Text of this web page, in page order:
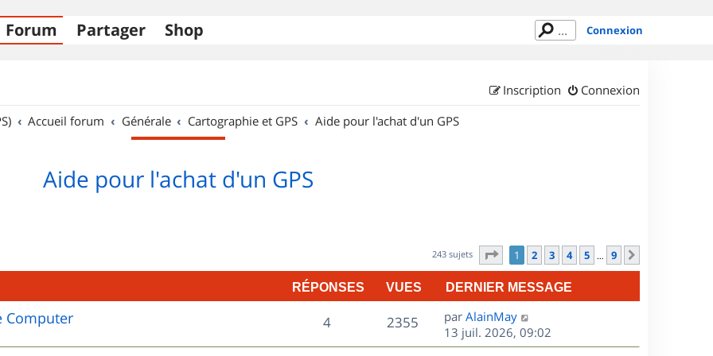
Forum Partager Shop Connexion
Connexion
Inscription
Accueil forum Générale Cartographie et GPS Aide pour l'achat d'un GPS
Aide pour l'achat d'un GPS
243 sujets Page sur9
1 2 3 4 5 … 9
RÉPONSES VUES DERNIER MESSAGE
Computer 4R
é
2355V
u
D
e
r
par AlainMay
13 juil. 2026, 09:02